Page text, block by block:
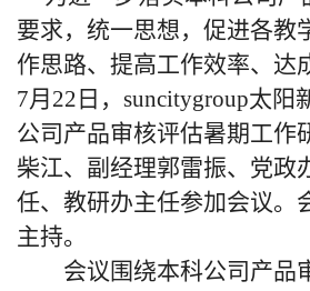
要求，统一思想，促进各教
作思路、提高工作效率、达
7月22日，suncitygroup太阳
公司产品审核评估暑期工作
柴江、副经理郭雷振、党政
任、教研办主任参加会议。
主持。
会议围绕本科公司产品